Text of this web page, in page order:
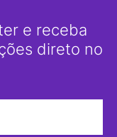
e receba
direto no